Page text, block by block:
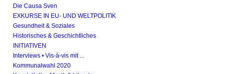
Die Causa Sven
EXKURSE IN EU- UND WELTPOLITIK
Gesundheit & Soziales
Historisches & Geschichtliches
INITIATIVEN
Interviews • Vis-à-vis mit ...
Kommunalwahl 2020